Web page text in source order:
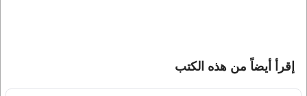
إقرأ أيضاً من هذه الكتب